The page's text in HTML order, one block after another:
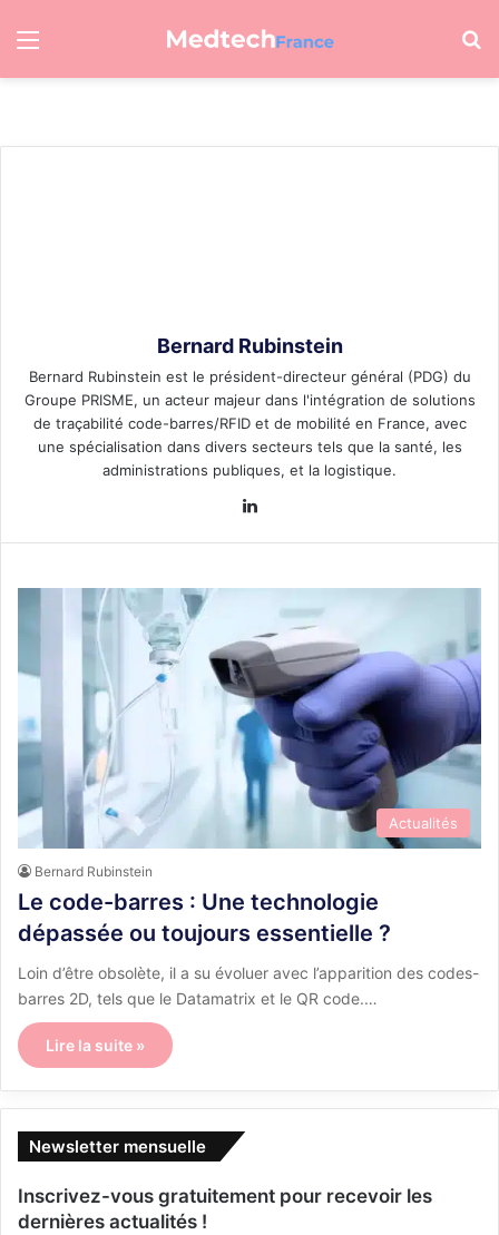
Menu
Bernard Rubinstein
Bernard Rubinstein est le président-directeur général (PDG) du
Groupe PRISME, un acteur majeur dans l'intégration de solutions
de traçabilité code-barres/RFID et de mobilité en France, avec
une spécialisation dans divers secteurs tels que la santé, les
administrations publiques, et la logistique.
Actualités
Bernard Rubinstein
Le code-barres : Une technologie
dépassée ou toujours essentielle ?
Loin d’être obsolète, il a su évoluer avec l’apparition des codes-
barres 2D, tels que le Datamatrix et le QR code.…
Lire la suite »
Newsletter mensuelle
Inscrivez-vous gratuitement pour recevoir les
dernières actualités !